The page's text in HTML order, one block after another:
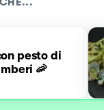
pesto di
🦐